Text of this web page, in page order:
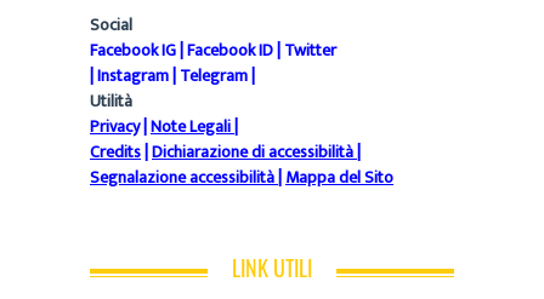
Social
Facebook IG|Facebook ID|Twitter
|Instagram|Telegram|
Utilità
Privacy|Note Legali|
Credits|Dichiarazione di accessibilità|
Segnalazione accessibilità|Mappa del Sito
LINK UTILI